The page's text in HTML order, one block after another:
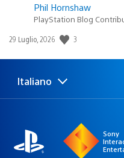
Phil Hornshaw
PlayStation Blog
Data
pubblicazione:
29 Luglio, 2026 3
Seleziona
una
Regione
attuale:
Italiano
Sony